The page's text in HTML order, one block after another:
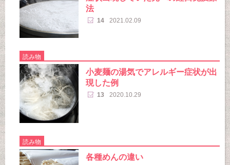
法
14 2021.02.09
読み物
小麦麺の湯気でアレルギー症状が出
現した例
13 2020.10.29
読み物
各種めんの違い